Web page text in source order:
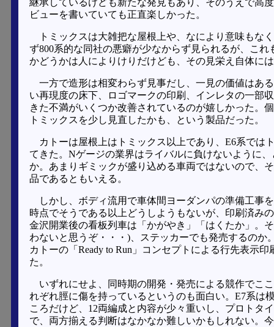
継承しているけども新たな発見もあり、そのうえで高
ビューを書いていても正直楽しかった。
トミックスは大雑把な屋根上や、なにより意味もな
ず800系的な同社の悪癖が少なからず見られるが、こ
かどうかは人によりけりだけども、その見栄え自体に
一方で造形は相変わらず見事だし、一見の価値はあ
い再現度の床下、ロゴマークの印刷、インレタの一部
きた不満がいくつか改善されているのが嬉しかった。
トミックスを少し見直したかも、という製品だった。
カトーは屋根上はトミックス以上であり、E6系では
てきた。Nゲージの業界はライバルに負けないように
か。あまりギミックが盛り込める車両ではないので、
品であるともいえる。
しかし、ボディ流用で車体間ヨーダンパの準備工事
時点でそうである以上どうしようもないが、印刷済み
金沢開業後の看板列車は「かがやき」「はくたか」。
わないと思うぞ・・・)、ステッカーでも発売するの
カトーの「Ready to Run」コンセプトによる行先表示
た。
いずれにせよ、同時期の開発・発売による競作でこ
れぞれ脛に傷を持っているというのも面白い。E7系は
ころだけど、12両編成と内容が少々重いし、プロトタ
で、両方揃える判断はなかなか難しいかもしれない。